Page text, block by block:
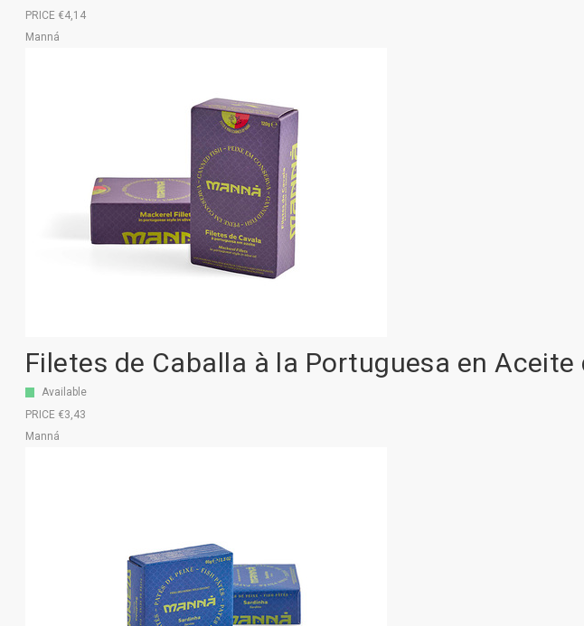
PRICE €4,14
Manná
Filetes de Caballa à la Portuguesa en Aceite
Available
PRICE €3,43
Manná